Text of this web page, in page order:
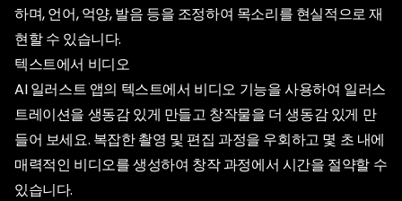
하며, 언어, 억양, 발음 등을 조정하여 목소리를 현실적으로 재
현할 수 있습니다.
텍스트에서 비디오
AI 일러스트 앱의 텍스트에서 비디오 기능을 사용하여 일러스
트레이션을 생동감 있게 만들고 창작물을 더 생동감 있게 만
들어 보세요. 복잡한 촬영 및 편집 과정을 우회하고 몇 초 내에
매력적인 비디오를 생성하여 창작 과정에서 시간을 절약할 수
있습니다.